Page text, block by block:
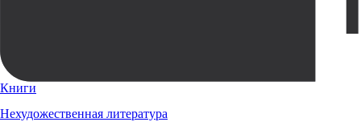
Книги
Нехудожественная литература